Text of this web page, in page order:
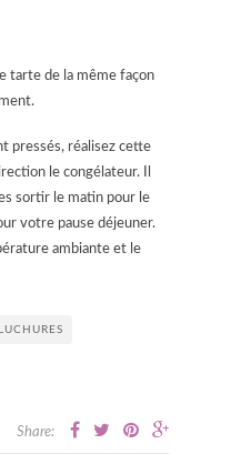
tarte de la même façon
pressés, réalisez cette
le congélateur. Il
sortir le matin pour le
votre pause déjeuner.
ambiante et le
Share: